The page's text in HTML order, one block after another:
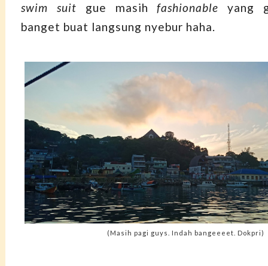
swim suit gue masihfashionable yang
banget buat langsung nyebur haha.
(Masih pagi guys. Indah bangeeeet. Dokpri)